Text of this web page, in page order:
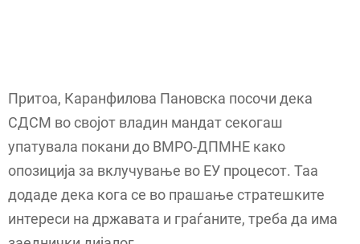
Притоа, Каранфилова Пановска посочи дека
СДСМ во својот владин мандат секогаш
упатувала покани до ВМРО-ДПМНЕ како
опозиција за вклучување во ЕУ процесот. Таа
додаде дека кога се во прашање стратешките
интереси на државата и граѓаните, треба да има